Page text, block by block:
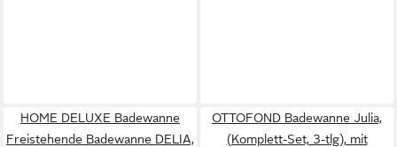
HOME DELUXE Badewanne
Freistehende Badewanne DELIA,
OTTOFOND Badewanne Julia,
(Komplett-Set, 3-tlg), mit